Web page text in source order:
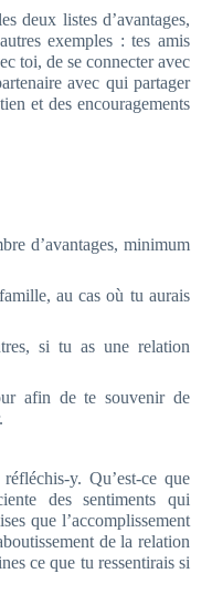
deux listes d’avantages,
exemples : tes amis
toi, de se connecter avec
avec qui partager
et des encouragements
d’avantages, minimum
au cas où tu aurais
si tu as une relation
afin de te souvenir de
y. Qu’est-ce que
des sentiments qui
que l’accomplissement
de la relation
ce que tu ressentirais si